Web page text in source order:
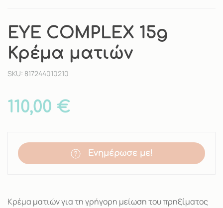
EYE COMPLEX 15g
Κρέμα ματιών
SKU: 817244010210
110,00 €
Ενημέρωσε με!
Κρέμα ματιών για τη γρήγορη μείωση του πρηξίματος